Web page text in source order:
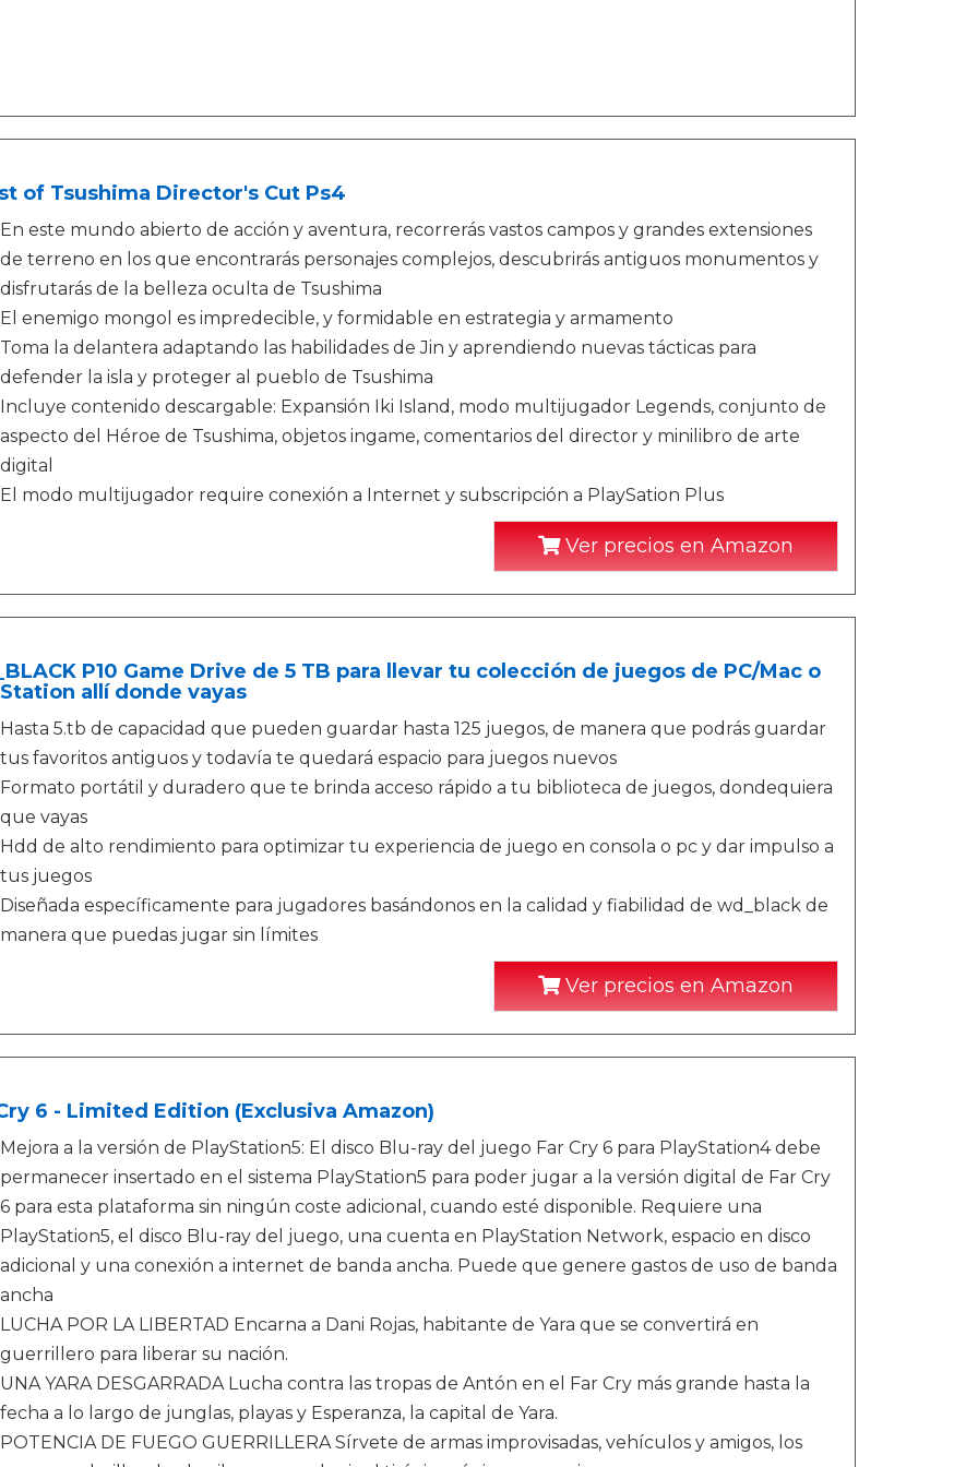
of Tsushima Director's Cut Ps4
En este mundo abierto de acción y aventura, recorrerás vastos campos y grandes extensiones
de terreno en los que encontrarás personajes complejos, descubrirás antiguos monumentos y
disfrutarás de la belleza oculta de Tsushima
El enemigo mongol es impredecible, y formidable en estrategia y armamento
Toma la delantera adaptando las habilidades de Jin y aprendiendo nuevas tácticas para
defender la isla y proteger al pueblo de Tsushima
Incluye contenido descargable: Expansión Iki Island, modo multijugador Legends, conjunto de
aspecto del Héroe de Tsushima, objetos ingame, comentarios del director y minilibro de arte
digital
El modo multijugador require conexión a Internet y subscripción a PlaySation Plus
Ver precios en Amazon
P10 Game Drive de 5 TB para llevar tu colección de juegos de PC/Mac o
allí donde vayas
Hasta 5.tb de capacidad que pueden guardar hasta 125 juegos, de manera que podrás guardar
tus favoritos antiguos y todavía te quedará espacio para juegos nuevos
Formato portátil y duradero que te brinda acceso rápido a tu biblioteca de juegos, dondequiera
que vayas
Hdd de alto rendimiento para optimizar tu experiencia de juego en consola o pc y dar impulso a
tus juegos
Diseñada específicamente para jugadores basándonos en la calidad y fiabilidad de wd_black de
manera que puedas jugar sin límites
Ver precios en Amazon
6 - Limited Edition (Exclusiva Amazon)
Mejora a la versión de PlayStation5: El disco Blu-ray del juego Far Cry 6 para PlayStation4 debe
permanecer insertado en el sistema PlayStation5 para poder jugar a la versión digital de Far Cry
6 para esta plataforma sin ningún coste adicional, cuando esté disponible. Requiere una
PlayStation5, el disco Blu-ray del juego, una cuenta en PlayStation Network, espacio en disco
adicional y una conexión a internet de banda ancha. Puede que genere gastos de uso de banda
ancha
LUCHA POR LA LIBERTAD Encarna a Dani Rojas, habitante de Yara que se convertirá en
guerrillero para liberar su nación.
UNA YARA DESGARRADA Lucha contra las tropas de Antón en el Far Cry más grande hasta la
fecha a lo largo de junglas, playas y Esperanza, la capital de Yara.
POTENCIA DE FUEGO GUERRILLERA Sírvete de armas improvisadas, vehículos y amigos, los